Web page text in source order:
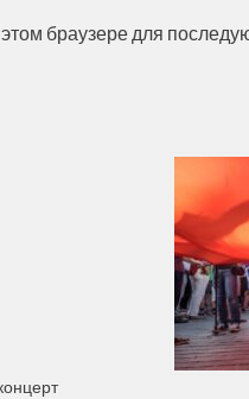
браузере для